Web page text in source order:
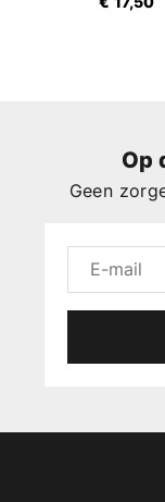
Op
Geen